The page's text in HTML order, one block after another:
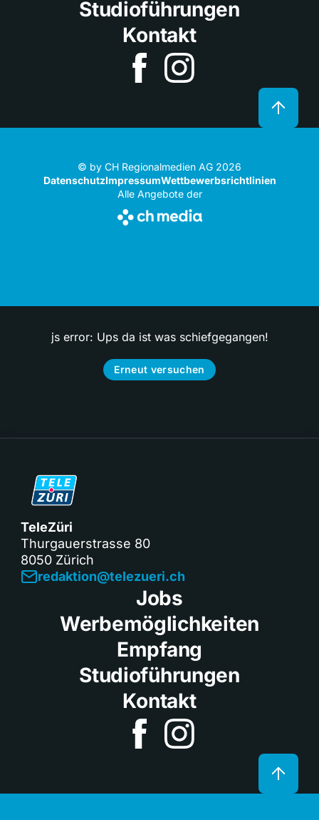
Studioführungen
Kontakt
© by CH Regionalmedien AG 2026
DatenschutzImpressumWettbewerbsrichtlinien
Alle Angebote der
js error: Ups da ist was schiefgegangen!
Erneut versuchen
TeleZüri
Thurgauerstrasse 80
8050 Zürich
redaktion@telezueri.ch
Jobs
Werbemöglichkeiten
Empfang
Studioführungen
Kontakt